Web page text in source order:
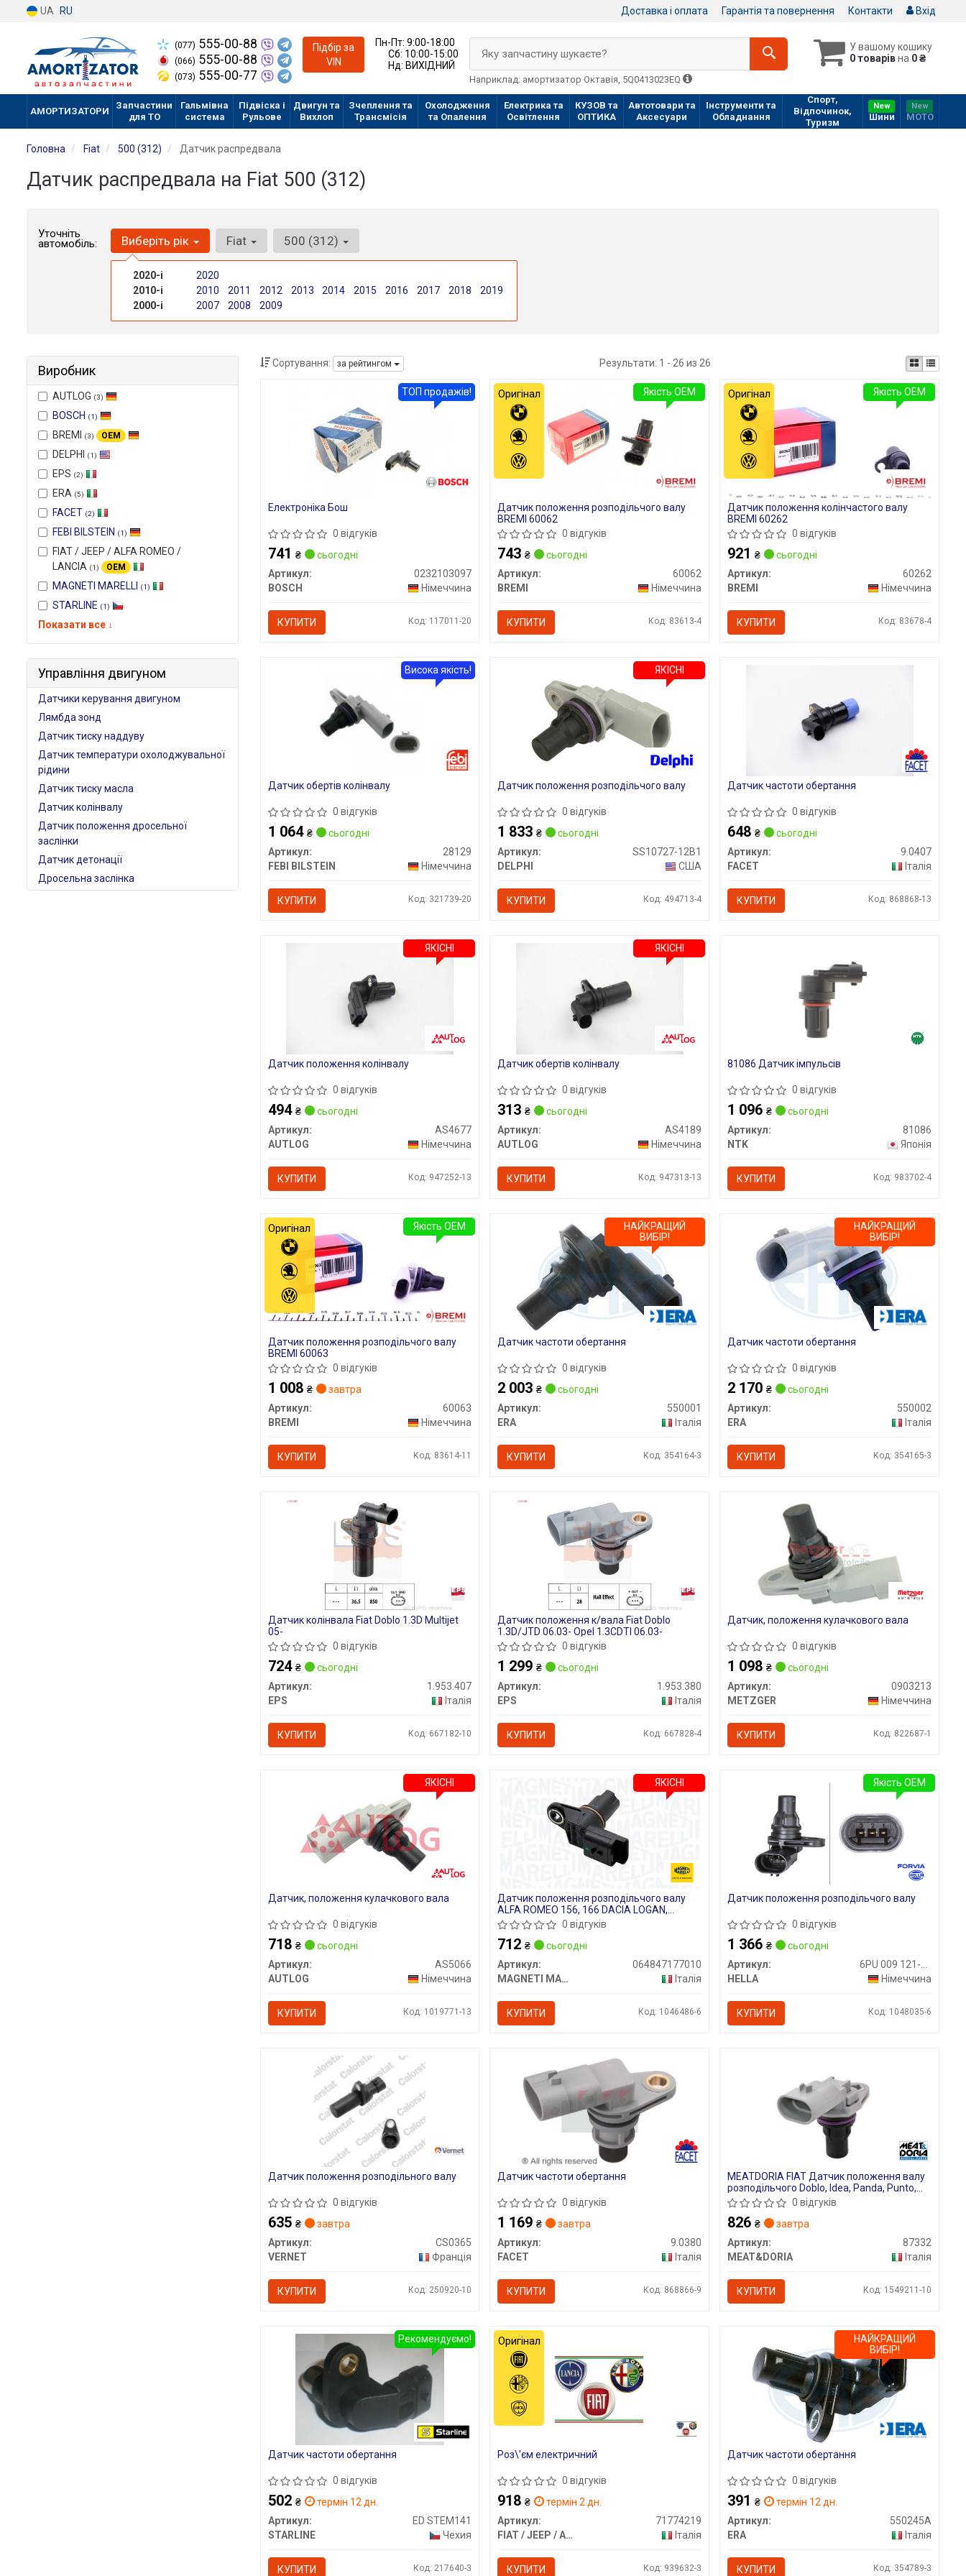
UA RU Доставка і оплата Гарантія та повернення Контакти Вхід
(077) 555-00-88
(066) 555-00-88
(073) 555-00-77
Підбір за
VIN
Пн-Пт:9:00-18:00
Сб: 10:00-15:00
Нд: ВИХІДНИЙ
У вашому кошику
0 товарівна 0 ₴
Яку запчастину шукаєте?
Наприклад: амортизатор Октавія, 5Q0413023EQ
АМОРТИЗАТОРИ
Запчастини
для ТО
Гальмівна
система
Підвіска і
Рульове
Двигун та
Вихлоп
Зчеплення та
Трансмісія
Охолодження
та Опалення
Електрика та
Освітлення
КУЗОВ та
ОПТИКА
Автотовари та
Аксесуари
Інструменти та
Обладнання
Спорт,
Відпочинок,
Туризм
New
Шини
New
МOTO
Головна Fiat 500 (312) Датчик распредвала
Датчик распредвала на Fiat 500 (312)
Уточніть
автомобіль: Виберіть рік
2020-і
2020
2010-і
2010 2011 2012 2013 2014 2015 2016 2017 2018
2019
2000-і
2007 2008 2009
Fiat 500 (312)
Виробник
AUTLOG (3)
BOSCH (1)
BREMI (3) OEM
DELPHI (1)
EPS (2)
ERA (5)
FACET (2)
FEBI BILSTEIN (1)
FIAT / JEEP / ALFA ROMEO /
LANCIA (1) OEM
MAGNETI MARELLI (1)
STARLINE (1)
Показати все ↓
Управління двигуном
Датчики керування двигуном
Лямбда зонд
Датчик тиску наддуву
Датчик температури охолоджувальної
рідини
Датчик тиску масла
Датчик колінвалу
Датчик положення дросельної
заслінки
Датчик детонації
Дросельна заслінка
Сортування: за рейтингом Результати: 1 - 26 из 26
Електроніка Бош
0 відгуків
741 ₴
сьогодні
Артикул:
0232103097
BOSCH
Німеччина
КУПИТИ Код: 117011-20
ТОП продажів!
Датчик положення розподільчого валу
BREMI 60062
0 відгуків
743₴
сьогодні
Артикул:
60062
BREMI
Німеччина
КУПИТИ Код: 83613-4
Якість OEM
Оригінал
Датчик положення колінчастого валу
BREMI 60262
0 відгуків
921₴
сьогодні
Артикул:
60262
BREMI
Німеччина
КУПИТИ Код: 83678-4
Якість OEM
Оригінал
Датчик обертів колінвалу
0 відгуків
1 064 ₴
сьогодні
Артикул:
28129
FEBI BILSTEIN
Німеччина
КУПИТИ Код: 321739-20
Висока якість!
Датчик положення розподільчого валу
0 відгуків
1 833₴
сьогодні
Артикул:
SS10727-12B1
DELPHI
США
КУПИТИ Код: 494713-4
ЯКІСНІ
Датчик частоти обертання
0 відгуків
648₴
сьогодні
Артикул:
9.0407
FACET
Італія
КУПИТИ Код: 868868-13
Датчик положення колінвалу
0 відгуків
494 ₴
сьогодні
Артикул:
AS4677
AUTLOG
Німеччина
КУПИТИ Код: 947252-13
ЯКІСНІ
Датчик обертів колінвалу
0 відгуків
313₴
сьогодні
Артикул:
AS4189
AUTLOG
Німеччина
КУПИТИ Код: 947313-13
ЯКІСНІ
81086 Датчик імпульсів
0 відгуків
1 096₴
сьогодні
Артикул:
81086
NTK
Японія
КУПИТИ Код: 983702-4
Датчик положення розподільчого валу
BREMI 60063
0 відгуків
1 008 ₴
завтра
Артикул:
60063
BREMI
Німеччина
КУПИТИ Код: 83614-11
Якість OEM
Оригінал
Датчик частоти обертання
0 відгуків
2 003₴
сьогодні
Артикул:
550001
ERA
Італія
КУПИТИ Код: 354164-3
НАЙКРАЩИЙ
ВИБІР!
Датчик частоти обертання
0 відгуків
2 170₴
сьогодні
Артикул:
550002
ERA
Італія
КУПИТИ Код: 354165-3
НАЙКРАЩИЙ
ВИБІР!
Датчик колінвала Fiat Doblo 1.3D Multijet
05-
0 відгуків
724 ₴
сьогодні
Артикул:
1.953.407
EPS
Італія
КУПИТИ Код: 667182-10
Датчик положення к/вала Fiat Doblo
1.3D/JTD 06.03- Opel 1.3CDTI 06.03-
0 відгуків
1 299₴
сьогодні
Артикул:
1.953.380
EPS
Італія
КУПИТИ Код: 667828-4
Датчик, положення кулачкового вала
0 відгуків
1 098₴
сьогодні
Артикул:
0903213
METZGER
Німеччина
КУПИТИ Код: 822687-1
Датчик, положення кулачкового вала
0 відгуків
718 ₴
сьогодні
Артикул:
AS5066
AUTLOG
Німеччина
КУПИТИ Код: 1019771-13
ЯКІСНІ
Датчик положення розподільчого валу
ALFA ROMEO 156, 166 DACIA LOGAN,
LOGAN EXPRESS, LOGAN MCV, SANDERO
FIAT 500, 500 C, DOBLO, FIORINO, MULTIPLA,
PALIO, PUNTO, PUNTO EVO, QUBO 1.2-3.0D
0 відгуків
712₴
сьогодні
Артикул:
064847177010
MAGNETI MARELLI
Італія
КУПИТИ Код: 1046486-6
ЯКІСНІ
Датчик положення розподільчого валу
0 відгуків
1 366₴
сьогодні
Артикул:
6PU 009 121-321
HELLA
Німеччина
КУПИТИ Код: 1048035-6
Якість OEM
Датчик положення розподільного валу
0 відгуків
635 ₴
завтра
Артикул:
CS0365
VERNET
Франція
КУПИТИ Код: 250920-10
Датчик частоти обертання
0 відгуків
1 169₴
завтра
Артикул:
9.0380
FACET
Італія
КУПИТИ Код: 868866-9
MEATDORIA FIAT Датчик положення валу
розподільчого Doblo, Idea, Panda, Punto,
Opel Astra H, Combo Tour, Corsa C 1.3D
Multijet 03-
0 відгуків
826₴
завтра
Артикул:
87332
MEAT&DORIA
Італія
КУПИТИ Код: 1549211-10
Датчик частоти обертання
0 відгуків
502 ₴
термін 12 дн.
Артикул:
ED STEM141
STARLINE
Чехия
КУПИТИ Код: 217640-3
Рекомендуємо!
Роз\'єм електричний
0 відгуків
918₴
термін 2 дн.
Артикул:
71774219
FIAT / JEEP / ALFA ROMEO / LANCIA
Італія
КУПИТИ Код: 939632-3
Оригінал
Датчик частоти обертання
0 відгуків
391₴
термін 12 дн.
Артикул:
550245A
ERA
Італія
КУПИТИ Код: 354789-3
НАЙКРАЩИЙ
ВИБІР!